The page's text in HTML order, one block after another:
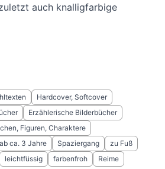
auch knalligfarbige
Hardcover, Softcover
Erzählerische Bilderbücher
Figuren, Charaktere
ab ca. 3 Jahre Spaziergang
zu Fuß
leichtfüssig farbenfroh Reime